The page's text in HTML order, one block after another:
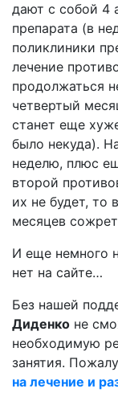
дают с собой 4
препарата (в
поликлиники
лечение
продолжаться
четвертый
станет еще
было некуда).
неделю, плюс
второй
их не будет, то
месяцев
И еще немного
нет на сайте…
Без нашей
Диденко не
необходимую
занятия.
на лечение и